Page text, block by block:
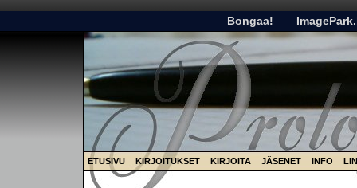
-
Bongaa!
ETUSIVU KIRJOITUKSET KIRJOITA JÄSENET INFO